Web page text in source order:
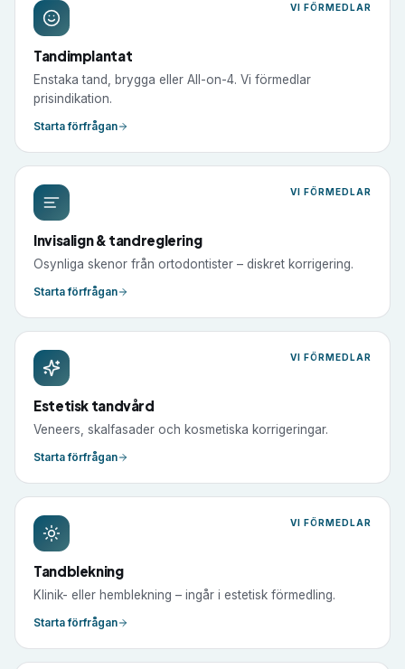
VI FÖRMEDLAR
Tandimplantat
Enstaka tand, brygga eller All-on-4. Vi förmedlar
prisindikation.
Starta förfrågan
VI FÖRMEDLAR
Invisalign & tandreglering
Osynliga skenor från ortodontister – diskret korrigering.
Starta förfrågan
VI FÖRMEDLAR
Estetisk tandvård
Veneers, skalfasader och kosmetiska korrigeringar.
Starta förfrågan
VI FÖRMEDLAR
Tandblekning
Klinik- eller hemblekning – ingår i estetisk förmedling.
Starta förfrågan